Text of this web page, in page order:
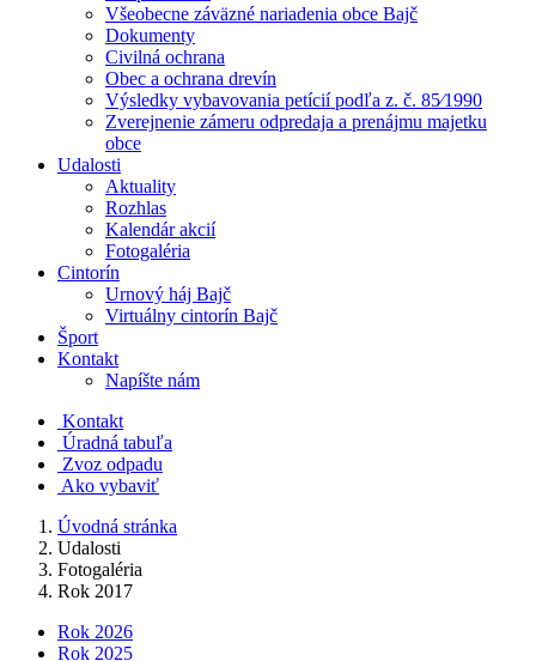
Všeobecne záväzné nariadenia obce Bajč
Dokumenty
Civilná ochrana
Obec a ochrana drevín
Výsledky vybavovania petícií podľa z. č. 85⁄1990
Zverejnenie zámeru odpredaja a prenájmu majetku
obce
Udalosti
Aktuality
Rozhlas
Kalendár akcií
Fotogaléria
Cintorín
Urnový háj Bajč
Virtuálny cintorín Bajč
Šport
Kontakt
Napíšte nám
Kontakt
Úradná tabuľa
Zvoz odpadu
Ako vybaviť
Úvodná stránka
Udalosti
Fotogaléria
Rok 2017
Rok 2026
Rok 2025